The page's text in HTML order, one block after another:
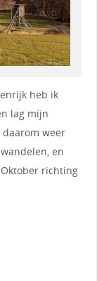
heb ik
lag mijn
weer
en
richting